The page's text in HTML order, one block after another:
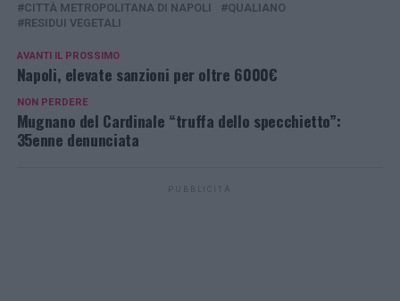
CITTÀ METROPOLITANA DI NAPOLI
QUALIANO
RESIDUI VEGETALI
AVANTI IL ​​PROSSIMO
Napoli, elevate sanzioni per oltre 6000€
NON PERDERE
Mugnano del Cardinale “truffa dello specchietto”:
35enne denunciata
PUBBLICITÀ